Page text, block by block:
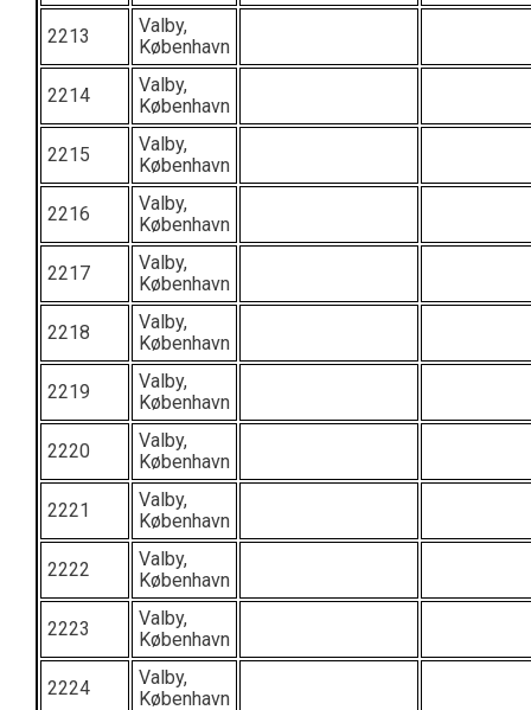
2213
Valby,
København
2214
Valby,
København
2215
Valby,
København
2216
Valby,
København
2217
Valby,
København
2218
Valby,
København
2219
Valby,
København
2220
Valby,
København
2221
Valby,
København
2222
Valby,
København
2223
Valby,
København
2224
Valby,
København